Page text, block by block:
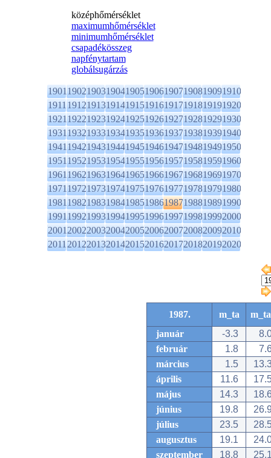
középhőmérséklet
maximumhőmérséklet
minimumhőmérséklet
csapadékösszeg
napfénytartam
globálsugárzás
1901190219031904190519061907190819091910
1911191219131914191519161917191819191920
1921192219231924192519261927192819291930
1931193219331934193519361937193819391940
1941194219431944194519461947194819491950
1951195219531954195519561957195819591960
1961196219631964196519661967196819691970
1971197219731974197519761977197819791980
1981198219831984198519861987198819891990
1991199219931994199519961997199819992000
2001200220032004200520062007200820092010
2011201220132014201520162017201820192020
1987. m_ta
január
-3.3
február
1.8
március
1.5
április
11.6
május
14.3
június
19.8
július
23.5
augusztus
19.1
szeptember
18.8